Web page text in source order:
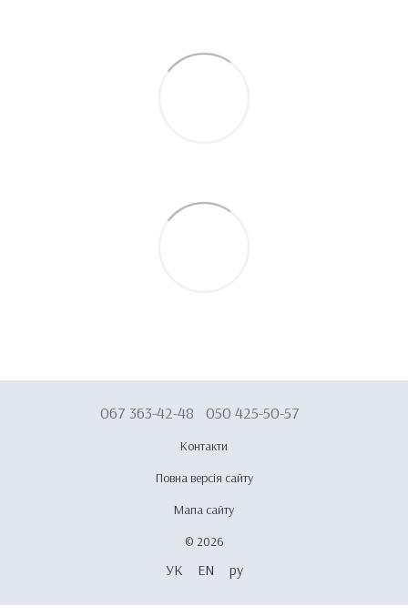
067 363-42-48 050 425-50-57
Контакти
Повна версія сайту
Мапа сайту
© 2026
УК EN ру